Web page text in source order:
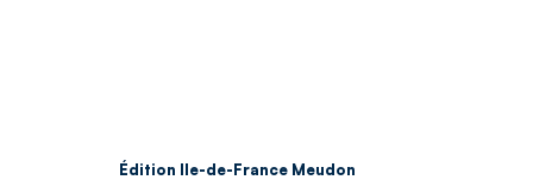
Édition Ile-de-France Meudon